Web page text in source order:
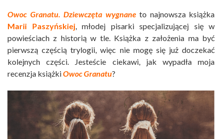
Owoc Granatu. Dziewczęta wygnaneto najnowsza książka
Marii Paszyńskiej, młodej pisarki specjalizującej się w
powieściach z historią w tle. Książka z założenia ma być
pierwszą częścią trylogii, więc nie mogę się już doczekać
kolejnych części. Jesteście ciekawi, jak wypadła moja
recenzja książkiOwoc Granatu?